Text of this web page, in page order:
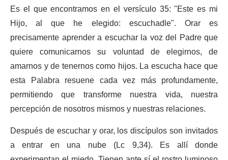
Es el que encontramos en el versículo 35: "Este es mi
Hijo, al que he elegido: escuchadle". Orar es
precisamente aprender a escuchar la voz del Padre que
quiere comunicarnos su voluntad de elegirnos, de
amarnos y de tenernos como hijos. La escucha hace que
esta Palabra resuene cada vez más profundamente,
permitiendo que transforme nuestra vida, nuestra
percepción de nosotros mismos y nuestras relaciones.
Después de escuchar y orar, los discípulos son invitados
a entrar en una nube (Lc 9,34). Es allí donde